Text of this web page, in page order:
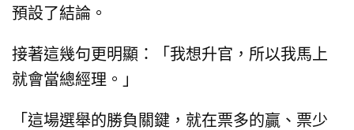
預設了結論。
接著這幾句更明顯：
「我想升官，所以我馬上
就會當總經理。」
「這場選舉的勝負關鍵，就在票多的贏、票少